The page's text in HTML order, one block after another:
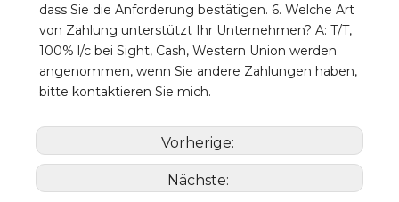
dass Sie die Anforderung bestätigen. 6. Welche Art
von Zahlung unterstützt Ihr Unternehmen? A: T/T,
100% l/c bei Sight, Cash, Western Union werden
angenommen, wenn Sie andere Zahlungen haben,
bitte kontaktieren Sie mich.
Vorherige:
Nächste: